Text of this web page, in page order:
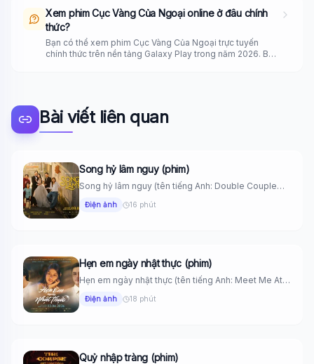
Xem phim Cục Vàng Của Ngoại online ở đâu chính
thức?
Bạn có thể xem phim Cục Vàng Của Ngoại trực tuyến
chính thức trên nền tảng Galaxy Play trong năm 2026. Bộ
Bài viết liên quan
Song hỷ lâm nguy (phim)
Song hỷ lâm nguy (tên tiếng Anh: Double Couple
Điện ảnh 16 phút
Hẹn em ngày nhật thực (phim)
Hẹn em ngày nhật thực (tên tiếng Anh: Meet Me At
Điện ảnh 18 phút
Quỷ nhập tràng (phim)